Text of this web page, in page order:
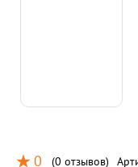
0 (0 отзывов)